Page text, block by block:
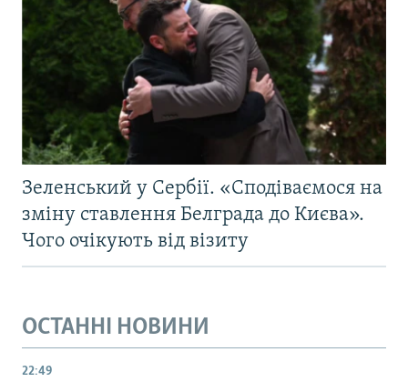
Зеленський у Сербії. «Сподіваємося на
зміну ставлення Белграда до Києва».
Чого очікують від візиту
ОСТАННІ НОВИНИ
22:49